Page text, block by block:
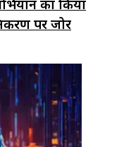
का किया
पर जोर